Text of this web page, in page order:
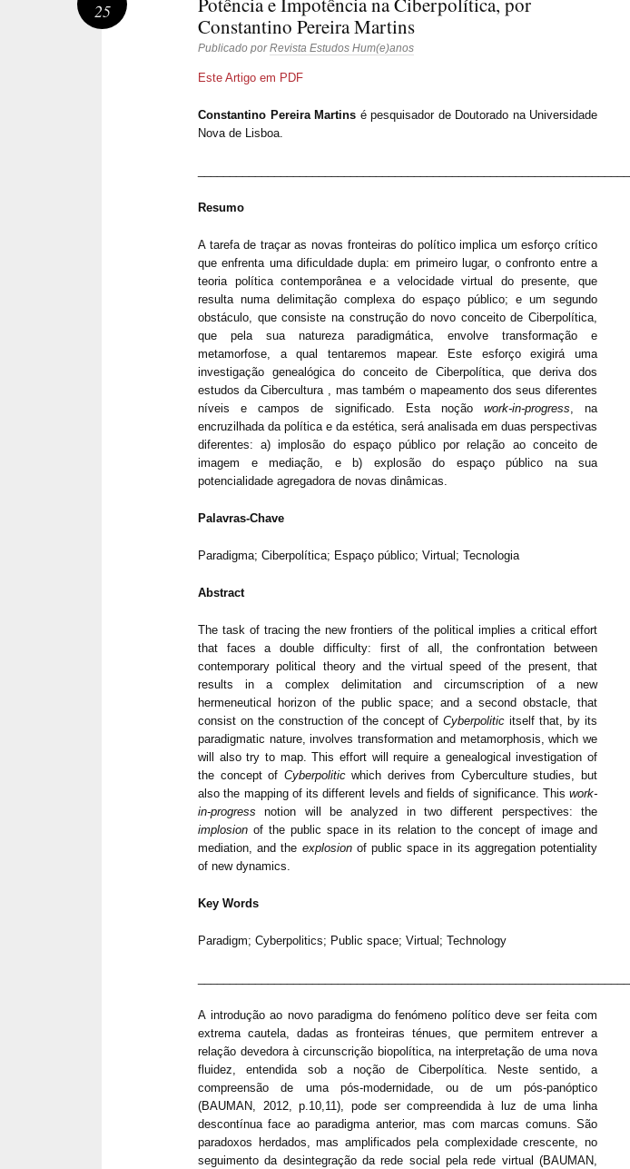
Constantino Pereira Martins
Publicado porRevista Estudos Hum(e)anos
Este Artigo em PDF
Constantino Pereira Martins é pesquisador de Doutorado na Universidade
Nova de Lisboa.
Resumo
A tarefa de traçar as novas fronteiras do político implica um esforço crítico
que enfrenta uma dificuldade dupla: em primeiro lugar, o confronto entre a
teoria política contemporânea e a velocidade virtual do presente, que
resulta numa delimitação complexa do espaço público; e um segundo
obstáculo, que consiste na construção do novo conceito de Ciberpolítica,
que pela sua natureza paradigmática, envolve transformação e
metamorfose, a qual tentaremos mapear. Este esforço exigirá uma
investigação genealógica do conceito de Ciberpolítica, que deriva dos
estudos da Cibercultura , mas também o mapeamento dos seus diferentes
níveis e campos de significado. Esta noção work-in-progress, na
encruzilhada da política e da estética, será analisada em duas perspectivas
diferentes: a) implosão do espaço público por relação ao conceito de
imagem e mediação, e b) explosão do espaço público na sua
potencialidade agregadora de novas dinâmicas.
Palavras-Chave
Paradigma; Ciberpolítica; Espaço público; Virtual; Tecnologia
Abstract
The task of tracing the new frontiers of the political implies a critical effort
that faces a double difficulty: first of all, the confrontation between
contemporary political theory and the virtual speed of the present, that
results in a complex delimitation and circumscription of a new
hermeneutical horizon of the public space; and a second obstacle, that
consist on the construction of the concept ofCyberpolitic itself that, by its
paradigmatic nature, involves transformation and metamorphosis, which we
will also try to map. This effort will require a genealogical investigation of
the concept of Cyberpoliticwhich derives from Cyberculture studies, but
also the mapping of its different levels and fields of significance. This work-
in-progress notion will be analyzed in two different perspectives: the
implosionof the public space in its relation to the concept of image and
mediation, and the explosion of public space in its aggregation potentiality
of new dynamics.
Key Words
Paradigm; Cyberpolitics; Public space; Virtual; Technology
A introdução ao novo paradigma do fenómeno político deve ser feita com
extrema cautela, dadas as fronteiras ténues, que permitem entrever a
relação devedora à circunscrição biopolítica, na interpretação de uma nova
fluidez, entendida sob a noção de Ciberpolítica. Neste sentido, a
compreensão de uma pós-modernidade, ou de um pós-panóptico
(BAUMAN, 2012, p.10,11), pode ser compreendida à luz de uma linha
descontínua face ao paradigma anterior, mas com marcas comuns. São
paradoxos herdados, mas amplificados pela complexidade crescente, no
seguimento da desintegração da rede social pela rede virtual (BAUMAN,
25